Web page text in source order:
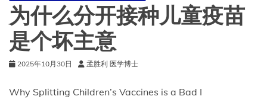
任
为什么分开接种儿童疫苗
是个坏主意
2025年10月30日 孟胜利 医学博士
Why Splitting Children’s Vaccines is a Bad I